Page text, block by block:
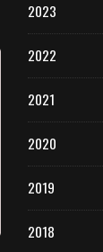
2023
2022
2021
2020
2019
2018